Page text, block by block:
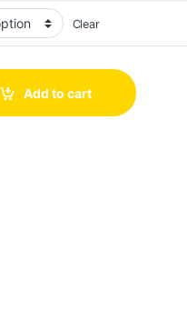
Clear
Add to cart